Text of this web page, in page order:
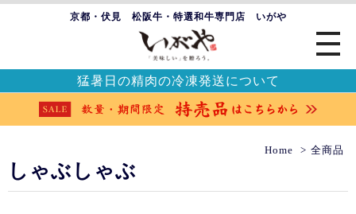
京都・伏見 松阪牛・特選和牛専門店 いがや
猛暑日の精肉の冷凍発送について
Home 全商品
しゃぶしゃぶ